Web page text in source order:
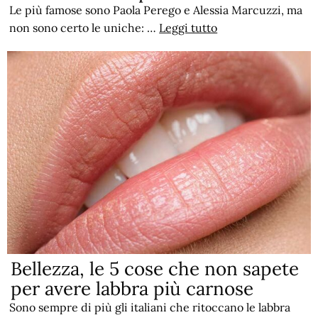
Le più famose sono Paola Perego e Alessia Marcuzzi, ma
non sono certo le uniche: … Leggi tutto
Bellezza, le 5 cose che non sapete
per avere labbra più carnose
Sono sempre di più gli italiani che ritoccano le labbra